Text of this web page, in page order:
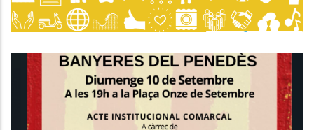
Banyeres Del Penedès Acollirà Els